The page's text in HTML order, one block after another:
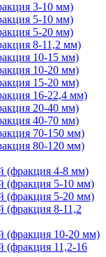
3-10 мм)
5-10 мм)
5-20 мм)
8-11,2 мм)
10-15 мм)
10-20 мм)
15-20 мм)
16-22,4 мм)
20-40 мм)
40-70 мм)
70-150 мм)
80-120 мм)
(фракция 4-8 мм)
(фракция 5-10 мм)
(фракция 5-20 мм)
(фракция 8-11,2
(фракция 10-20 мм)
(фракция 11,2-16